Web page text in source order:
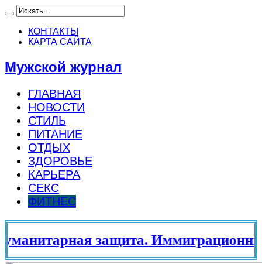
КОНТАКТЫ
КАРТА САЙТА
Мужской журнал
ГЛАВНАЯ
НОВОСТИ
СТИЛЬ
ПИТАНИЕ
ОТДЫХ
ЗДОРОВЬЕ
КАРЬЕРА
СЕКС
ФИТНЕС
защита. Иммиграционный